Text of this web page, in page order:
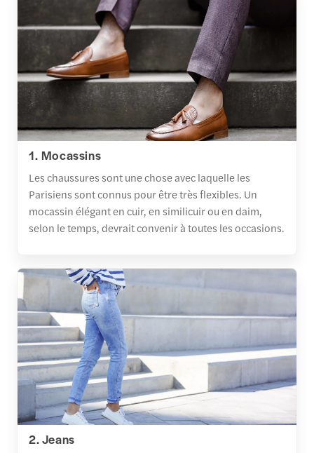
1. Mocassins
Les chaussures sont une chose avec laquelle les
Parisiens sont connus pour être très flexibles. Un
mocassin élégant en cuir, en similicuir ou en daim,
selon le temps, devrait convenir à toutes les occasions.
2. Jeans